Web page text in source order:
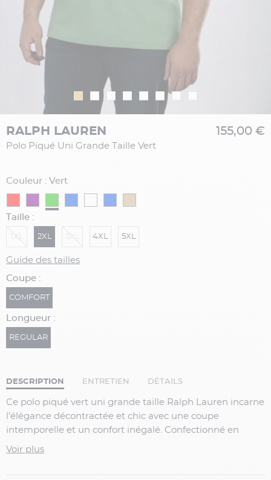
RALPH LAUREN
Polo Piqué Uni Grande Taille Vert
155,00 €
Couleur : Vert
Taille :
2XL 4XL 5XL
Guide des tailles
Coupe :
COMFORT
Longueur :
REGULAR
DESCRIPTION ENTRETIEN DÉTAILS
Ce polo piqué vert uni grande taille Ralph Lauren incarne
l’élégance décontractée et chic avec une coupe
intemporelle et un confort inégalé. Confectionné en
coton piqué respirant, il offre une excellente tenue tout
Voir plus